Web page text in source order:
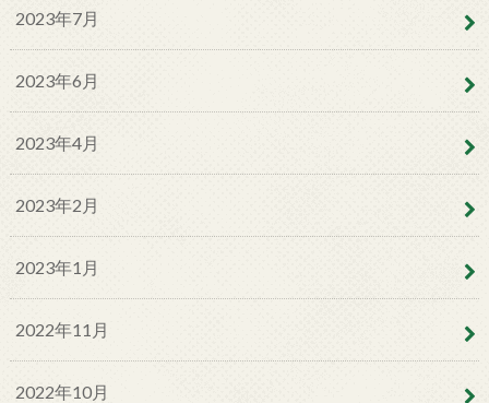
2023年7月
2023年6月
2023年4月
2023年2月
2023年1月
2022年11月
2022年10月